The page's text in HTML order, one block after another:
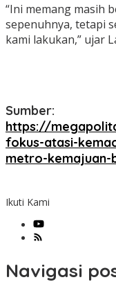
“Ini memang masih
sepenuhnya, tetapi
kami lakukan,” ujar
Sumber:
https://
fokus-atasi-
metro-kemajuan-
Ikuti Kami
Navigasi